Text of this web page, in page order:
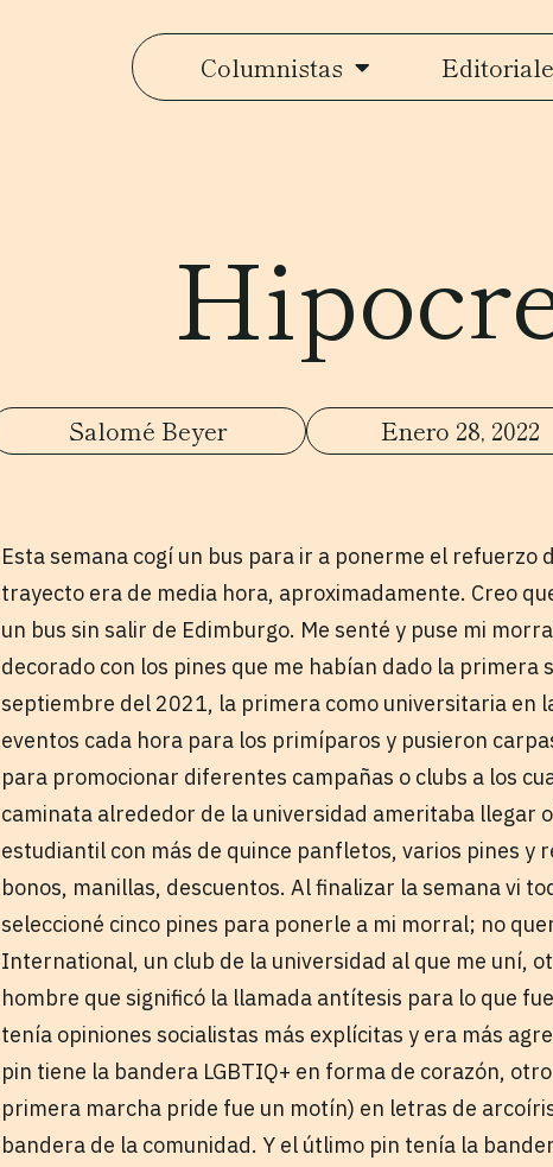
Columnistas
Salomé Beyer Enero 28, 2022
Esta semana cogí un bus para ir a ponerme el refuerzo
trayecto era de media hora, aproximadamente. Creo
un bus sin salir de Edimburgo. Me senté y puse mi
decorado con los pines que me habían dado la primera
septiembre del 2021, la primera como universitaria en
eventos cada hora para los primíparos y pusieron
para promocionar diferentes campañas o clubs a los
caminata alrededor de la universidad ameritaba llegar
estudiantil con más de quince panfletos, varios pines y
bonos, manillas, descuentos. Al finalizar la semana vi
seleccioné cinco pines para ponerle a mi morral; no
International, un club de la universidad al que me uní,
hombre que significó la llamada antítesis para lo que
tenía opiniones socialistas más explícitas y era más
pin tiene la bandera LGBTIQ+ en forma de corazón,
primera marcha pride fue un motín) en letras de
bandera de la comunidad. Y el útlimo pin tenía la